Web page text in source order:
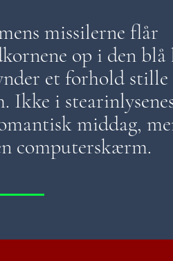
missilerne flår
op i den
et forhold stille
Ikke i
middag,
computerskærm.